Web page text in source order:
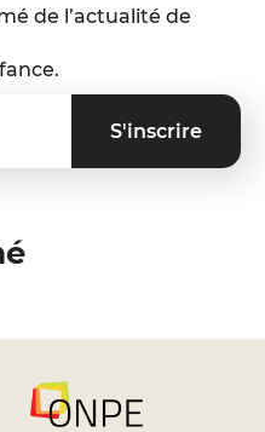
de l’actualité de